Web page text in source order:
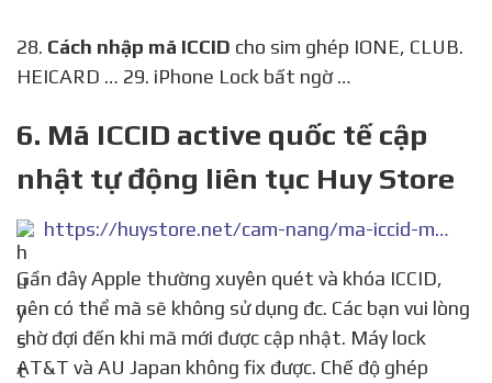
28. Cách nhập mã ICCID cho sim ghép IONE, CLUB.
HEICARD … 29. iPhone Lock bất ngờ …
6. Mã ICCID active quốc tế cập
nhật tự động liên tục Huy Store
https://huystore.net/cam-nang/ma-iccid-moi-cap-nhat-moi-ngay-395
Gần đây Apple thường xuyên quét và khóa ICCID,
nên có thể mã sẽ không sử dụng đc. Các bạn vui lòng
chờ đợi đến khi mã mới được cập nhật. Máy lock
AT&T và AU Japan không fix được. Chế độ ghép